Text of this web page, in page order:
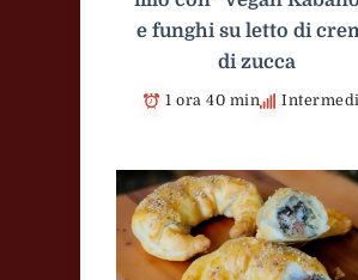
e funghi su letto di
di zucca
1 ora 40 min